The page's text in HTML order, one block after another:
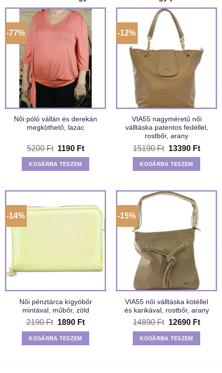
-77%
Női póló vállán és derekán
megköthető, lazac
5200Ft Original
price
was:
5200 Ft.
1190 FtCurrent
price
1190 Ft.
KOSÁRBA TESZEM
-12%
VIA55 nagyméretű női
válltáska patentos fedéllel,
rostbőr, arany
15190Ft Original
price
was:
15190 Ft.
13390 Ft
price
KOSÁRBA TESZEM
-14%
Női pénztárca kígyóbőr
mintával, műbőr, zöld
2190Ft Original
price
was:
2190 Ft.
1890 FtCurrent
price
1890 Ft.
KOSÁRBA TESZEM
-15%
VIA55 női válltáska kötéllel
és karikával, rostbőr, arany
14890Ft Original
price
was:
14890 Ft.
12690 Ft
price
KOSÁRBA TESZEM